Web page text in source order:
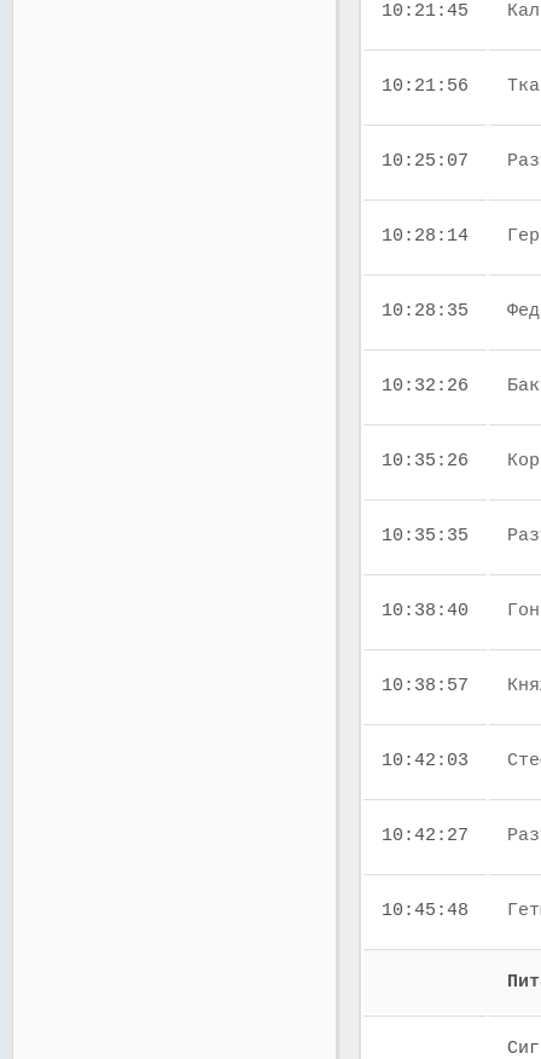
10:21:45
10:21:56
10:25:07
10:28:14
10:28:35
10:32:26
10:35:26
10:35:35
10:38:40
10:38:57
10:42:03
10:42:27
10:45:48